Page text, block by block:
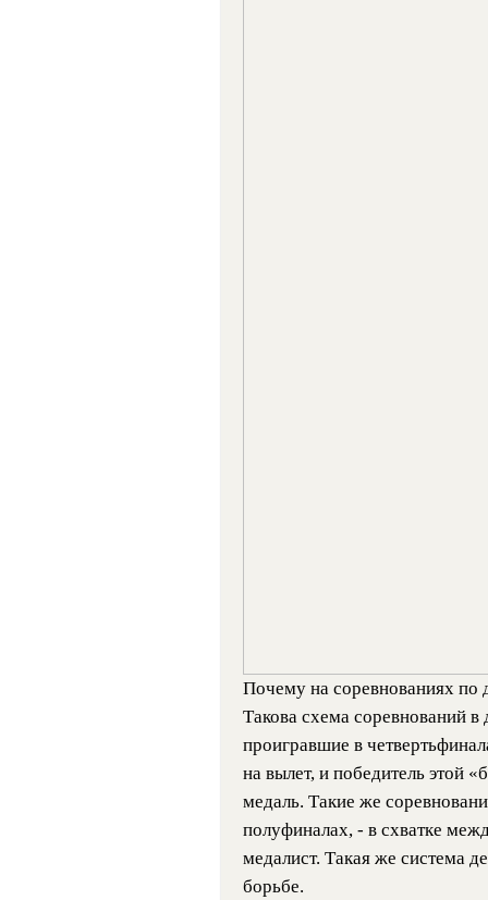
Почему на соревнованиях по
Такова схема соревнований
проигравшие в
на вылет, и победитель этой
медаль. Такие же
полуфиналах, - в схватке
медалист. Такая же система
борьбе.